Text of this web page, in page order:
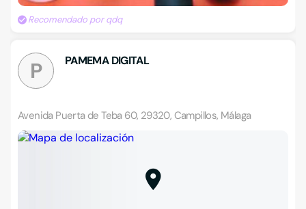
Recomendado por qdq
P PAMEMA DIGITAL
Avenida Puerta de Teba 60, 29320, Campillos, Málaga